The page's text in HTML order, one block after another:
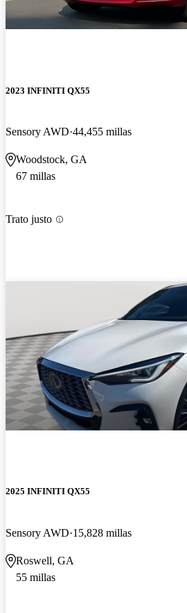
2023 INFINITI QX55
Sensory AWD 44,455 millas
Woodstock, GA
67 millas
Trato justo
2025 INFINITI QX55
Sensory AWD 15,828 millas
Roswell, GA
55 millas